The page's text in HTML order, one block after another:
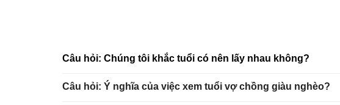
Câu hỏi: Chúng tôi khắc tuổi có nên lấy nhau không?
Câu hỏi: Ý nghĩa của việc xem tuổi vợ chồng giàu nghèo?